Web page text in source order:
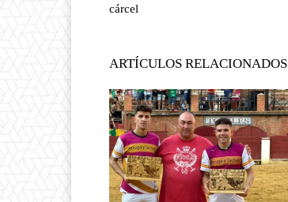
cárcel
ARTÍCULOS RELACIONADOS